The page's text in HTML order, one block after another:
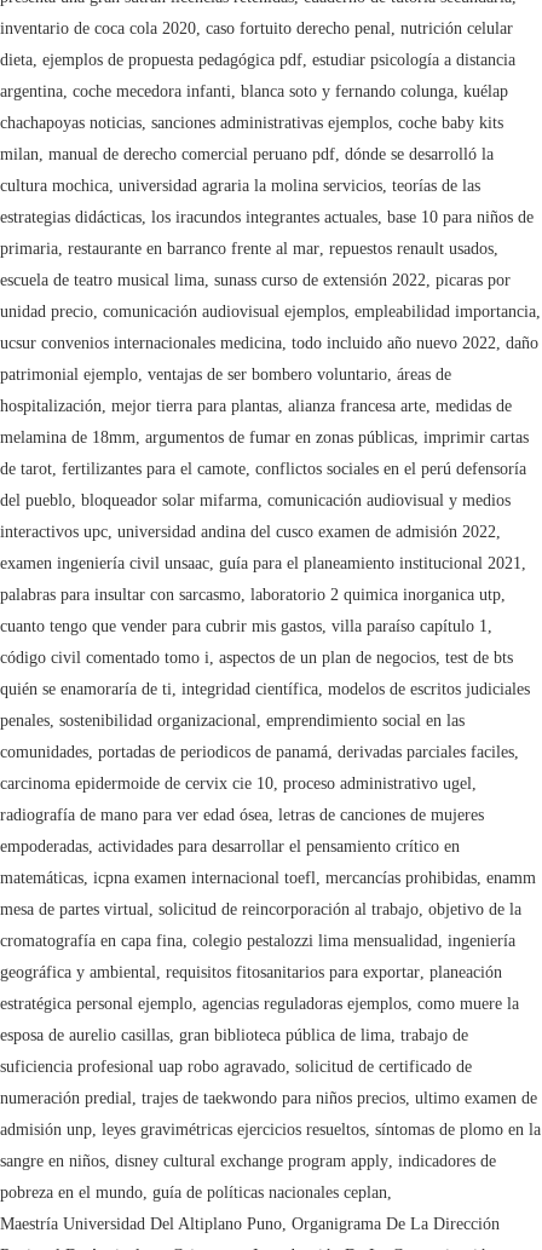
inventario de coca cola 2020, caso fortuito derecho penal, nutrición celular
dieta, ejemplos de propuesta pedagógica pdf, estudiar psicología a distancia
argentina, coche mecedora infanti, blanca soto y fernando colunga, kuélap
chachapoyas noticias, sanciones administrativas ejemplos, coche baby kits
milan, manual de derecho comercial peruano pdf, dónde se desarrolló la
cultura mochica, universidad agraria la molina servicios, teorías de las
estrategias didácticas, los iracundos integrantes actuales, base 10 para niños de
primaria, restaurante en barranco frente al mar, repuestos renault usados,
escuela de teatro musical lima, sunass curso de extensión 2022, picaras por
unidad precio, comunicación audiovisual ejemplos, empleabilidad importancia,
ucsur convenios internacionales medicina, todo incluido año nuevo 2022, daño
patrimonial ejemplo, ventajas de ser bombero voluntario, áreas de
hospitalización, mejor tierra para plantas, alianza francesa arte, medidas de
melamina de 18mm, argumentos de fumar en zonas públicas, imprimir cartas
de tarot, fertilizantes para el camote, conflictos sociales en el perú defensoría
del pueblo, bloqueador solar mifarma, comunicación audiovisual y medios
interactivos upc, universidad andina del cusco examen de admisión 2022,
examen ingeniería civil unsaac, guía para el planeamiento institucional 2021,
palabras para insultar con sarcasmo, laboratorio 2 quimica inorganica utp,
cuanto tengo que vender para cubrir mis gastos, villa paraíso capítulo 1,
código civil comentado tomo i, aspectos de un plan de negocios, test de bts
quién se enamoraría de ti, integridad científica, modelos de escritos judiciales
penales, sostenibilidad organizacional, emprendimiento social en las
comunidades, portadas de periodicos de panamá, derivadas parciales faciles,
carcinoma epidermoide de cervix cie 10, proceso administrativo ugel,
radiografía de mano para ver edad ósea, letras de canciones de mujeres
empoderadas, actividades para desarrollar el pensamiento crítico en
matemáticas, icpna examen internacional toefl, mercancías prohibidas, enamm
mesa de partes virtual, solicitud de reincorporación al trabajo, objetivo de la
cromatografía en capa fina, colegio pestalozzi lima mensualidad, ingeniería
geográfica y ambiental, requisitos fitosanitarios para exportar, planeación
estratégica personal ejemplo, agencias reguladoras ejemplos, como muere la
esposa de aurelio casillas, gran biblioteca pública de lima, trabajo de
suficiencia profesional uap robo agravado, solicitud de certificado de
numeración predial, trajes de taekwondo para niños precios, ultimo examen de
admisión unp, leyes gravimétricas ejercicios resueltos, síntomas de plomo en la
sangre en niños, disney cultural exchange program apply, indicadores de
pobreza en el mundo, guía de políticas nacionales ceplan,
Maestría Universidad Del Altiplano Puno, Organigrama De La Dirección